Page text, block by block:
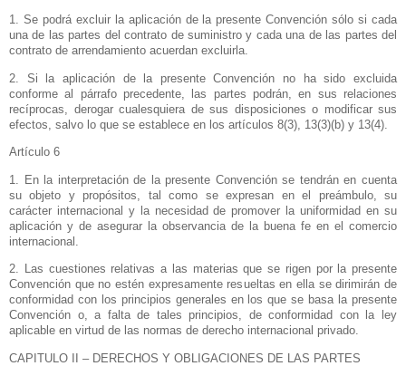
1. Se podrá excluir la aplicación de la presente Convención sólo si cada
una de las partes del contrato de suministro y cada una de las partes del
contrato de arrendamiento acuerdan excluirla.
2. Si la aplicación de la presente Convención no ha sido excluida
conforme al párrafo precedente, las partes podrán, en sus relaciones
recíprocas, derogar cualesquiera de sus disposiciones o modificar sus
efectos, salvo lo que se establece en los artículos 8(3), 13(3)(b) y 13(4).
Artículo 6
1. En la interpretación de la presente Convención se tendrán en cuenta
su objeto y propósitos, tal como se expresan en el preámbulo, su
carácter internacional y la necesidad de promover la uniformidad en su
aplicación y de asegurar la observancia de la buena fe en el comercio
internacional.
2. Las cuestiones relativas a las materias que se rigen por la presente
Convención que no estén expresamente resueltas en ella se dirimirán de
conformidad con los principios generales en los que se basa la presente
Convención o, a falta de tales principios, de conformidad con la ley
aplicable en virtud de las normas de derecho internacional privado.
CAPITULO II – DERECHOS Y OBLIGACIONES DE LAS PARTES